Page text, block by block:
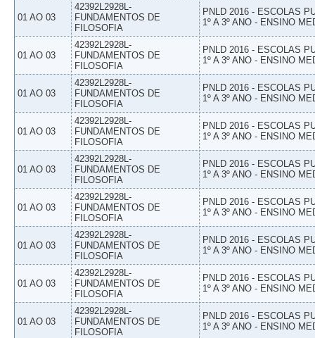
01 AO 03
42392L2928L-
FUNDAMENTOS DE
FILOSOFIA
PNLD 2016 - ESCOLAS
1º A 3º ANO - ENSINO
01 AO 03
42392L2928L-
FUNDAMENTOS DE
FILOSOFIA
PNLD 2016 - ESCOLAS
1º A 3º ANO - ENSINO
01 AO 03
42392L2928L-
FUNDAMENTOS DE
FILOSOFIA
PNLD 2016 - ESCOLAS
1º A 3º ANO - ENSINO
01 AO 03
42392L2928L-
FUNDAMENTOS DE
FILOSOFIA
PNLD 2016 - ESCOLAS
1º A 3º ANO - ENSINO
01 AO 03
42392L2928L-
FUNDAMENTOS DE
FILOSOFIA
PNLD 2016 - ESCOLAS
1º A 3º ANO - ENSINO
01 AO 03
42392L2928L-
FUNDAMENTOS DE
FILOSOFIA
PNLD 2016 - ESCOLAS
1º A 3º ANO - ENSINO
01 AO 03
42392L2928L-
FUNDAMENTOS DE
FILOSOFIA
PNLD 2016 - ESCOLAS
1º A 3º ANO - ENSINO
01 AO 03
42392L2928L-
FUNDAMENTOS DE
FILOSOFIA
PNLD 2016 - ESCOLAS
1º A 3º ANO - ENSINO
01 AO 03
42392L2928L-
FUNDAMENTOS DE
FILOSOFIA
PNLD 2016 - ESCOLAS
1º A 3º ANO - ENSINO